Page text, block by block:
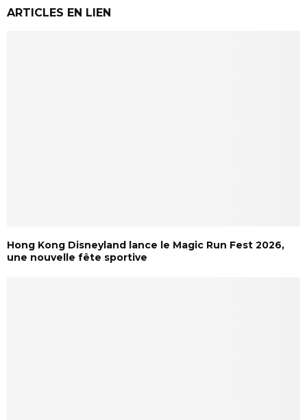
ARTICLES EN LIEN
Hong Kong Disneyland lance le Magic Run Fest 2026,
une nouvelle fête sportive